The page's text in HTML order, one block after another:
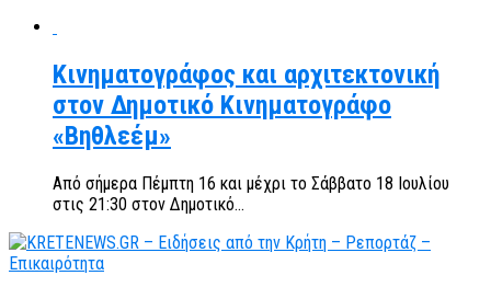
Κινηματογράφος και αρχιτεκτονική
στον Δημοτικό Κινηματογράφο
«Βηθλεέμ»
Από σήμερα Πέμπτη 16 και μέχρι το Σάββατο 18 Ιουλίου
στις 21:30 στον Δημοτικό...